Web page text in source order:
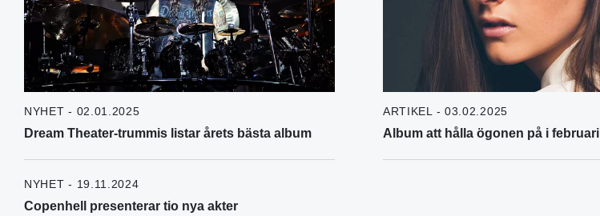
NYHET - 02.01.2025
Dream Theater-trummis listar årets bästa album
NYHET - 19.11.2024
Copenhell presenterar tio nya akter
ARTIKEL - 03.02.2025
Album att hålla ögonen på i februari